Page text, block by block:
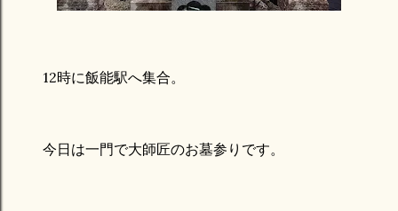
12時に飯能駅へ集合。
今日は一門で大師匠のお墓参りです。